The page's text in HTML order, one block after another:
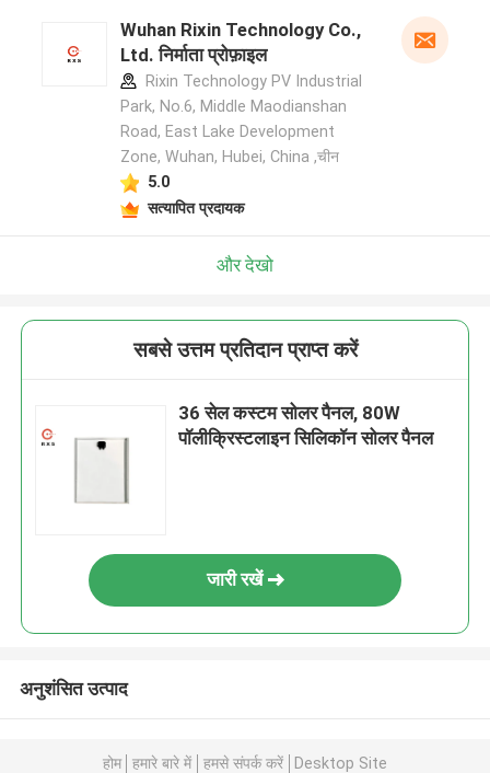
Wuhan Rixin Technology Co.,
Ltd. निर्माता प्रोफ़ाइल
Rixin Technology PV Industrial
Park, No.6, Middle Maodianshan
Road, East Lake Development
Zone, Wuhan, Hubei, China ,चीन
5.0
सत्यापित प्रदायक
और देखो
सबसे उत्तम प्रतिदान प्राप्त करें
36 सेल कस्टम सोलर पैनल, 80W
पॉलीक्रिस्टलाइन सिलिकॉन सोलर पैनल
जारी रखें
अनुशंसित उत्पाद
होम हमारे बारे में हमसे संपर्क करें Desktop Site